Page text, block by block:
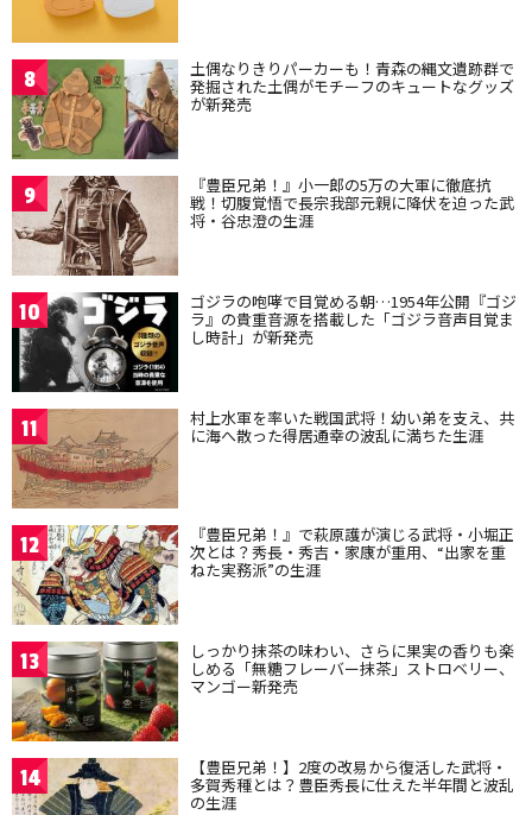
8 土偶なりきりパーカーも！青森の縄文遺跡群で
発掘された土偶がモチーフのキュートなグッズ
が新発売
9 『豊臣兄弟！』小一郎の5万の大軍に徹底抗
戦！切腹覚悟で長宗我部元親に降伏を迫った武
将・谷忠澄の生涯
10 ゴジラの咆哮で目覚める朝…1954年公開『ゴジ
ラ』の貴重音源を搭載した「ゴジラ音声目覚ま
し時計」が新発売
11 村上水軍を率いた戦国武将！幼い弟を支え、共
に海へ散った得居通幸の波乱に満ちた生涯
12 『豊臣兄弟！』で萩原護が演じる武将・小堀正
次とは？秀長・秀吉・家康が重用、“出家を重
ねた実務派”の生涯
13 しっかり抹茶の味わい、さらに果実の香りも楽
しめる「無糖フレーバー抹茶」ストロベリー、
マンゴー新発売
14 【豊臣兄弟！】2度の改易から復活した武将・
多賀秀種とは？豊臣秀長に仕えた半年間と波乱
の生涯